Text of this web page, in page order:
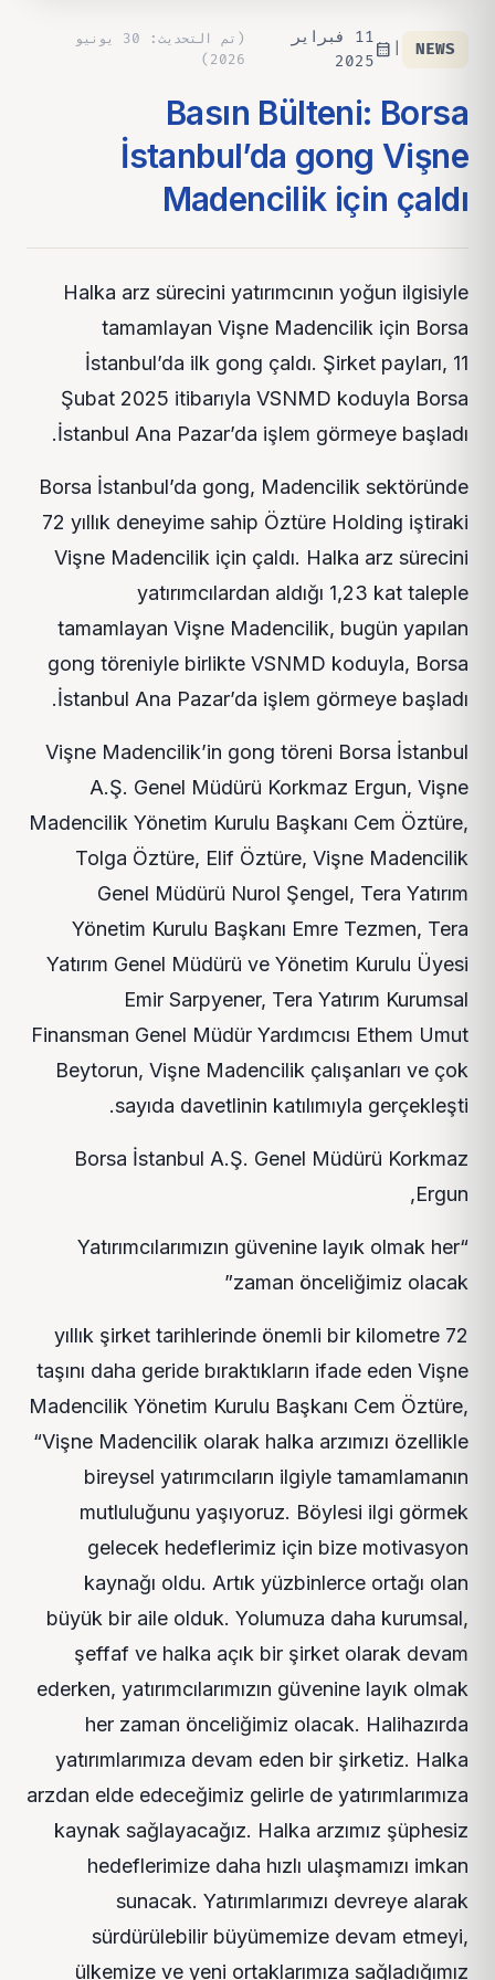
NEWS
calendar_month
11 فبراير
2025
( تم التحديث:
30 يونيو
2026
)
Basın Bülteni: Borsa
İstanbul’da gong Vişne
Madencilik için çaldı
Halka arz sürecini yatırımcının yoğun ilgisiyle
tamamlayan Vişne Madencilik için Borsa
İstanbul’da ilk gong çaldı. Şirket payları, 11
Şubat 2025 itibarıyla VSNMD koduyla Borsa
İstanbul Ana Pazar’da işlem görmeye başladı.
Borsa İstanbul’da gong, Madencilik sektöründe
72 yıllık deneyime sahip Öztüre Holding iştiraki
Vişne Madencilik için çaldı. Halka arz sürecini
yatırımcılardan aldığı 1,23 kat taleple
tamamlayan Vişne Madencilik, bugün yapılan
gong töreniyle birlikte VSNMD koduyla, Borsa
İstanbul Ana Pazar’da işlem görmeye başladı.
Vişne Madencilik’in gong töreni Borsa İstanbul
A.Ş. Genel Müdürü Korkmaz Ergun, Vişne
Madencilik Yönetim Kurulu Başkanı Cem Öztüre,
Tolga Öztüre, Elif Öztüre, Vişne Madencilik
Genel Müdürü Nurol Şengel, Tera Yatırım
Yönetim Kurulu Başkanı Emre Tezmen, Tera
Yatırım Genel Müdürü ve Yönetim Kurulu Üyesi
Emir Sarpyener, Tera Yatırım Kurumsal
Finansman Genel Müdür Yardımcısı Ethem Umut
Beytorun, Vişne Madencilik çalışanları ve çok
sayıda davetlinin katılımıyla gerçekleşti.
Borsa İstanbul A.Ş. Genel Müdürü Korkmaz
Ergun,
“Yatırımcılarımızın güvenine layık olmak her
zaman önceliğimiz olacak”
72 yıllık şirket tarihlerinde önemli bir kilometre
taşını daha geride bıraktıkların ifade eden Vişne
Madencilik Yönetim Kurulu Başkanı Cem Öztüre,
“Vişne Madencilik olarak halka arzımızı özellikle
bireysel yatırımcıların ilgiyle tamamlamanın
mutluluğunu yaşıyoruz. Böylesi ilgi görmek
gelecek hedeflerimiz için bize motivasyon
kaynağı oldu. Artık yüzbinlerce ortağı olan
büyük bir aile olduk. Yolumuza daha kurumsal,
şeffaf ve halka açık bir şirket olarak devam
ederken, yatırımcılarımızın güvenine layık olmak
her zaman önceliğimiz olacak. Halihazırda
yatırımlarımıza devam eden bir şirketiz. Halka
arzdan elde edeceğimiz gelirle de yatırımlarımıza
kaynak sağlayacağız. Halka arzımız şüphesiz
hedeflerimize daha hızlı ulaşmamızı imkan
sunacak. Yatırımlarımızı devreye alarak
sürdürülebilir büyümemize devam etmeyi,
ülkemize ve yeni ortaklarımıza sağladığımız